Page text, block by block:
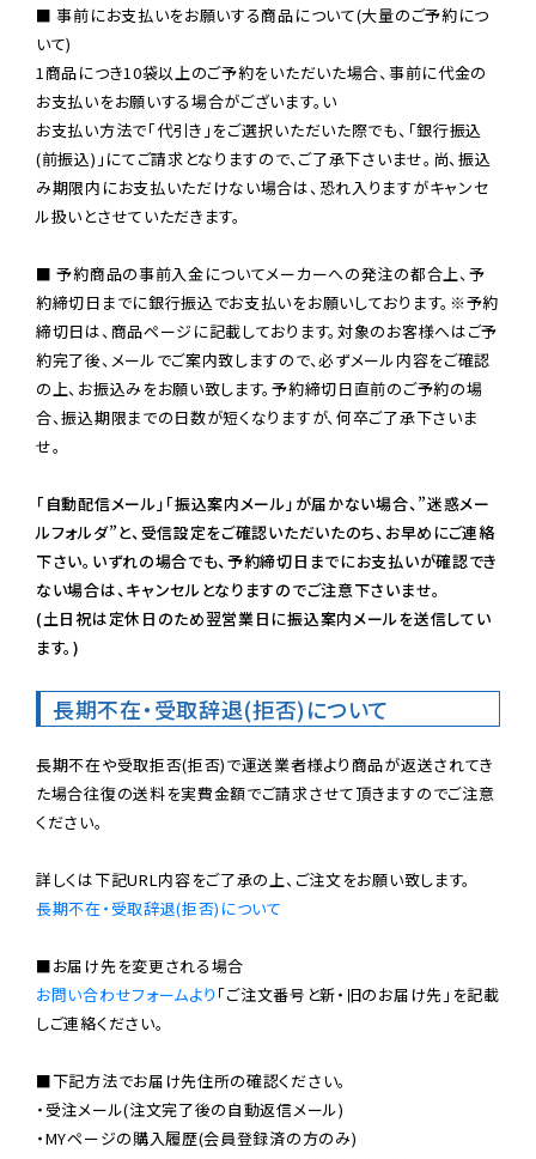
■ 事前にお支払いをお願いする商品について(大量のご予約につ
いて)
1商品につき10袋以上のご予約をいただいた場合、事前に代金の
お支払いをお願いする場合がございます。い
お支払い方法で「代引き」をご選択いただいた際でも、「銀行振込
(前振込)」にてご請求となりますので、ご了承下さいませ。尚、振込
み期限内にお支払いただけない場合は、恐れ入りますがキャンセ
ル扱いとさせていただきます。
■ 予約商品の事前入金についてメーカーへの発注の都合上、予
約締切日までに銀行振込でお支払いをお願いしております。※予約
締切日は、商品ページに記載しております。対象のお客様へはご予
約完了後、メールでご案内致しますので、必ずメール内容をご確認
の上、お振込みをお願い致します。予約締切日直前のご予約の場
合、振込期限までの日数が短くなりますが、何卒ご了承下さいま
せ。
「自動配信メール」「振込案内メール」が届かない場合、”迷惑メー
ルフォルダ”と、受信設定をご確認いただいたのち、お早めにご連絡
下さい。いずれの場合でも、予約締切日までにお支払いが確認でき
ない場合は、キャンセルとなりますのでご注意下さいませ。
(土日祝は定休日のため翌営業日に振込案内メールを送信してい
ます。)
長期不在・受取辞退(拒否)について
長期不在や受取拒否(拒否)で運送業者様より商品が返送されてき
た場合往復の送料を実費金額でご請求させて頂きますのでご注意
ください。
長期不在・受取辞退(拒否)について
お問い合わせフォームより 「ご注文番号と新・旧のお届け先」を記載
しご連絡ください。
■下記方法でお届け先住所の確認ください。
・受注メール(注文完了後の自動返信メール)
・MYページの購入履歴(会員登録済の方のみ)